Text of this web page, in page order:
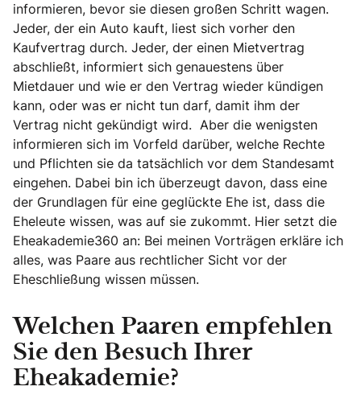
informieren, bevor sie diesen großen Schritt wagen.
Jeder, der ein Auto kauft, liest sich vorher den
Kaufvertrag durch. Jeder, der einen Mietvertrag
abschließt, informiert sich genauestens über
Mietdauer und wie er den Vertrag wieder kündigen
kann, oder was er nicht tun darf, damit ihm der
Vertrag nicht gekündigt wird. Aber die wenigsten
informieren sich im Vorfeld darüber, welche Rechte
und Pflichten sie da tatsächlich vor dem Standesamt
eingehen. Dabei bin ich überzeugt davon, dass eine
der Grundlagen für eine geglückte Ehe ist, dass die
Eheleute wissen, was auf sie zukommt. Hier setzt die
Eheakademie360 an: Bei meinen Vorträgen erkläre ich
alles, was Paare aus rechtlicher Sicht vor der
Eheschließung wissen müssen.
Welchen Paaren empfehlen
Sie den Besuch Ihrer
Eheakademie?